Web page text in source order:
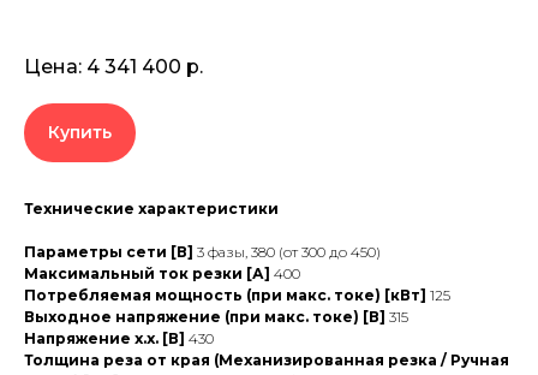
Цена: 4 341 400 р.
Купить
Технические характеристики
Параметры сети [В] 3 фазы, 380 (от 300 до 450)
Максимальный ток резки [А] 400
Потребляемая мощность (при макс. токе) [кВт] 125
Выходное напряжение (при макс. токе) [В] 315
Напряжение х.х. [В] 430
Толщина реза от края (Механизированная резка / Ручная